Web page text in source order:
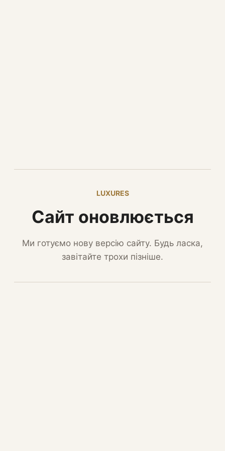
LUXURES
Сайт оновлюється
Ми готуємо нову версію сайту. Будь ласка,
завітайте трохи пізніше.